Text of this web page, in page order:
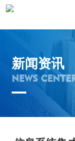
新闻资讯
NEWS